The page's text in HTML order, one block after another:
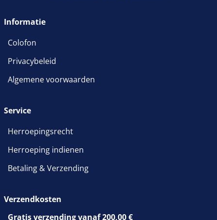
Informatie
Colofon
Privacybeleid
Algemene voorwaarden
Service
Herroepingsrecht
Herroeping indienen
Betaling & Verzending
Verzendkosten
Gratis verzending vanaf 200,00 €